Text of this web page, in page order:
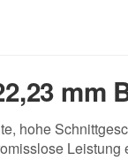
mm
hohe
Leistung